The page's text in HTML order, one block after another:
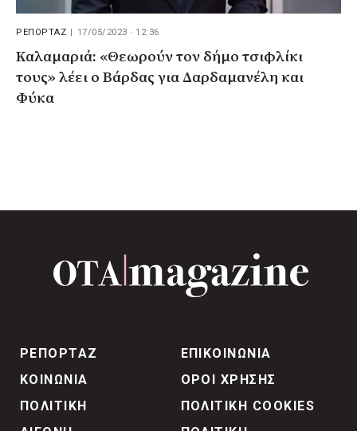
ΡΕΠΟΡΤΑΖ 17/05/2023 · 12:36
Καλαμαριά: «Θεωρούν τον δήμο τσιφλίκι
τους» λέει ο Βάρδας για Δαρδαμανέλη και
Φύκα
ΡΕΠΟΡΤΑΖ
ΚΟΙΝΩΝΙΑ
ΠΟΛΙΤΙΚΗ
ΕΠΙΚΟΙΝΩΝΙΑ
ΟΡΟΙ ΧΡΗΣΗΣ
ΠΟΛΙΤΙΚΗ COOKIES